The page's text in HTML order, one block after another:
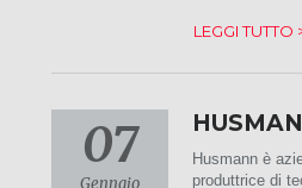
LEGGI TUTTO
07
Husmann è
produttrice di